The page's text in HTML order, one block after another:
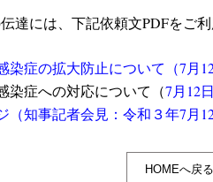
達には、下記依頼文PDFをご利
症の拡大防止について（7月12
染症への対応について（7月12
知事記者会見：令和３年7月12
HOMEへ戻る